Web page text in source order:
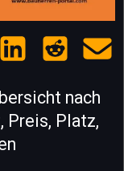
nach
Preis, Platz,